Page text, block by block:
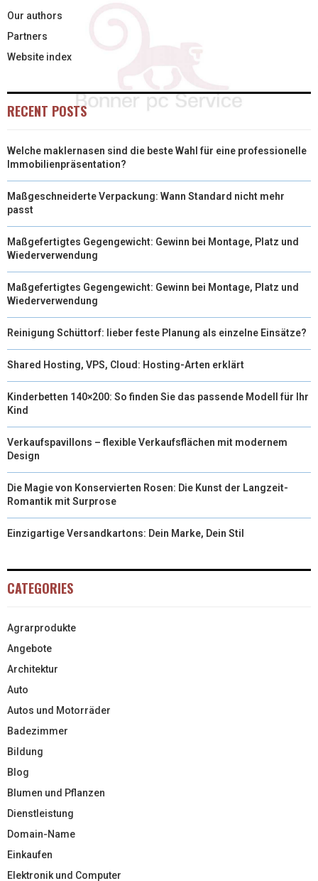
Our authors
Partners
Website index
RECENT POSTS
Welche maklernasen sind die beste Wahl für eine professionelle
Immobilienpräsentation?
Maßgeschneiderte Verpackung: Wann Standard nicht mehr
passt
Maßgefertigtes Gegengewicht: Gewinn bei Montage, Platz und
Wiederverwendung
Maßgefertigtes Gegengewicht: Gewinn bei Montage, Platz und
Wiederverwendung
Reinigung Schüttorf: lieber feste Planung als einzelne Einsätze?
Shared Hosting, VPS, Cloud: Hosting-Arten erklärt
Kinderbetten 140×200: So finden Sie das passende Modell für Ihr
Kind
Verkaufspavillons – flexible Verkaufsflächen mit modernem
Design
Die Magie von Konservierten Rosen: Die Kunst der Langzeit-
Romantik mit Surprose
Einzigartige Versandkartons: Dein Marke, Dein Stil
CATEGORIES
Agrarprodukte
Angebote
Architektur
Auto
Autos und Motorräder
Badezimmer
Bildung
Blog
Blumen und Pflanzen
Dienstleistung
Domain-Name
Einkaufen
Elektronik und Computer